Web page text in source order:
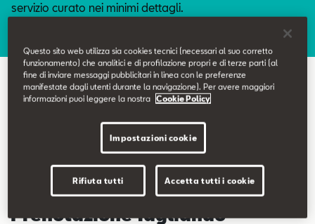
Configuratore
servizio curato nei minimi dettagli.
Prenotazione Tagliando
Prenotazione Tagliando
Questo sito web utilizza sia cookies tecnici (necessari al suo corretto
funzionamento) che analitici e di profilazione propri e di terze parti (al
fine di inviare messaggi pubblicitari in linea con le preferenze
manifestate dagli utenti durante la navigazione). Per avere maggiori
informazioni puoi leggere la nostra
Cookie Policy
Impostazioni cookie
Rifiuta tutti Accetta tutti i cookie